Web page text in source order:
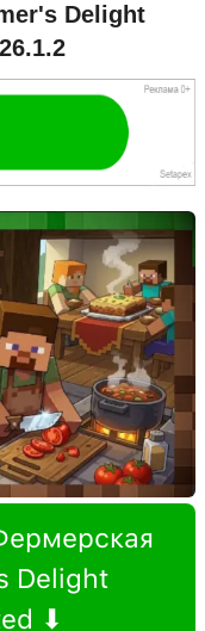
Delight
Delight
⬇